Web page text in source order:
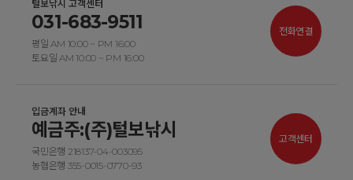
털보낚시 고객센터
031-683-9511
평일 AM 10:00 ~ PM 16:00
토요일 AM 10:00 ~ PM 16:00
전화연결
입금계좌 안내
예금주:(주)털보낚시
국민은행 218137-04-003095
농협은행 355-0015-0770-93
고객센터